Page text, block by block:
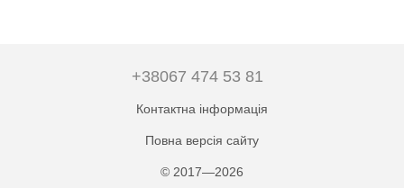
+38067 474 53 81
Контактна інформація
Повна версія сайту
© 2017—2026